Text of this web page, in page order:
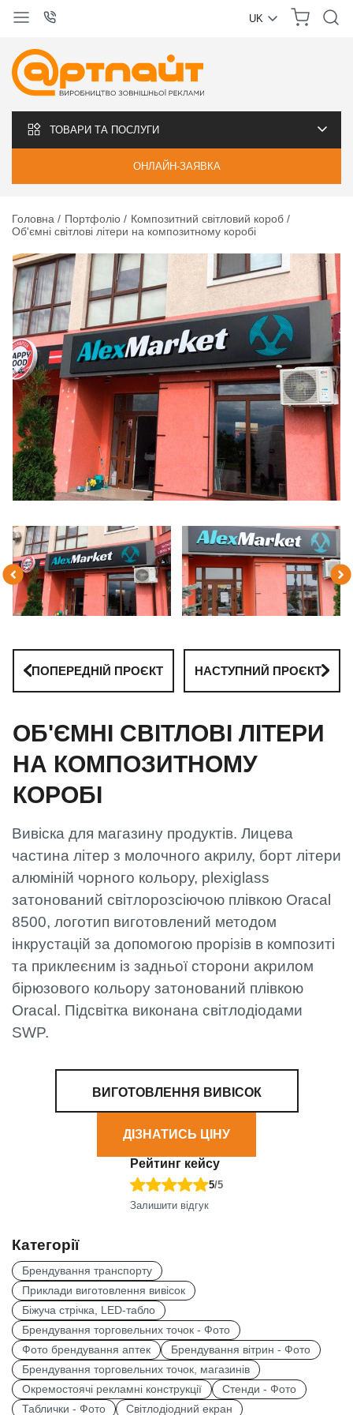
UK
ТОВАРИ ТА ПОСЛУГИ
ОНЛАЙН-ЗАЯВКА
Головна Портфоліо
Композитний світловий короб
Об'ємні світлові літери на композитному коробі
ПОПЕРЕДНІЙ ПРОЄКТ НАСТУПНИЙ ПРОЄКТ
ОБ'ЄМНІ СВІТЛОВІ ЛІТЕРИ
НА КОМПОЗИТНОМУ
КОРОБІ
Вивіска для магазину продуктів. Лицева
частина літер з молочного акрилу, борт літери
алюміній чорного кольору, plexiglass
затонований світлорозсіючою плівкою Oracal
8500, логотип виготовлений методом
інкрустацій за допомогою прорізів в композиті
та приклеєним із задньої сторони акрилом
бірюзового кольору затонований плівкою
Oracal. Підсвітка виконана світлодіодами
SWP.
ВИГОТОВЛЕННЯ ВИВІСОК
ДІЗНАТИСЬ ЦІНУ
Рейтинг кейсу
5/5
Залишити відгук
Категорії
Брендування транспорту
Приклади виготовлення вивісок
Біжуча стрічка, LED-табло
Брендування торговельних точок - Фото
Фото брендування аптек
Брендування вітрин - Фото
Брендування торговельних точок, магазинів
Окремостоячі рекламні конструкції
Стенди - Фото
Таблички - Фото
Світлодіодний екран